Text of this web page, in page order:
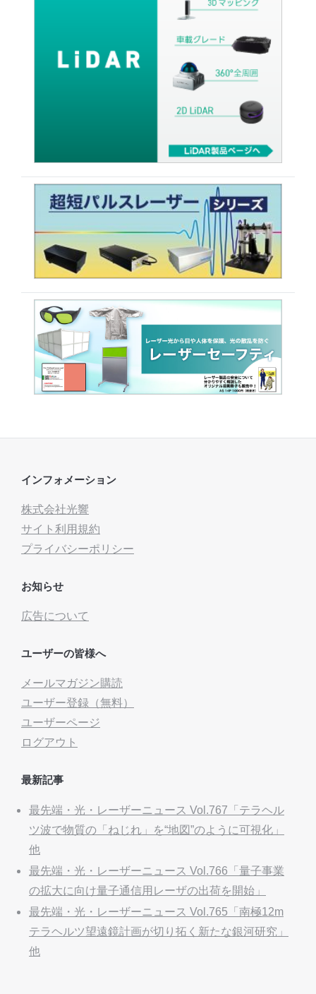
インフォメーション
株式会社光響
サイト利用規約
プライバシーポリシー
お知らせ
広告について
ユーザーの皆様へ
メールマガジン購読
ユーザー登録（無料）
ユーザーページ
ログアウト
最新記事
最先端・光・レーザーニュース Vol.767「テラヘル
ツ波で物質の「ねじれ」を“地図”のように可視化」
他
最先端・光・レーザーニュース Vol.766「量子事業
の拡大に向け量子通信用レーザの出荷を開始」
最先端・光・レーザーニュース Vol.765「南極12m
テラヘルツ望遠鏡計画が切り拓く新たな銀河研究」
他